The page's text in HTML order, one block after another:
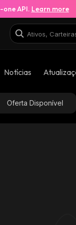
one API. Learn more
Notícias
Oferta Disponível